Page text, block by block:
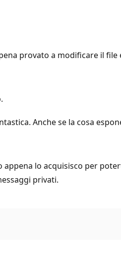
provato a modificare il
Anche se la cosa
lo acquisisco per
privati.